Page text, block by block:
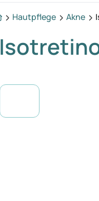
Hautpflege Akne